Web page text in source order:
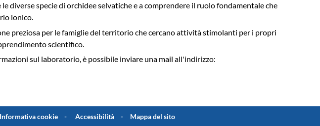
diverse specie di orchidee selvatiche e a comprendere il ruolo fondamentale che
ionico.
preziosa per le famiglie del territorio che cercano attività stimolanti per i propri
scientifico.
sul laboratorio, è possibile inviare una mail all'indirizzo:
Informativa cookie Accessibilità Mappa del sito